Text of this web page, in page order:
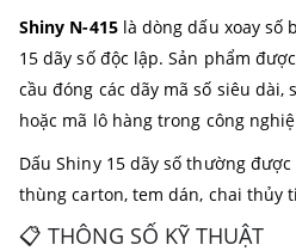
Shiny N-415là dòng dấu xoay số
15 dãy số độc lập. Sản phẩm
cầu đóng các dãy mã số siêu dài,
hoặc mã lô hàng trong công
Dấu Shiny 15 dãy số thường
thùng carton, tem dán, chai thủy
📋 THÔNG SỐ KỸ THUẬT